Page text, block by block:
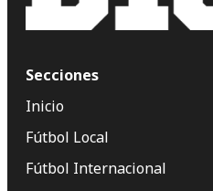
Secciones
Inicio
Fútbol Local
Fútbol Internacional